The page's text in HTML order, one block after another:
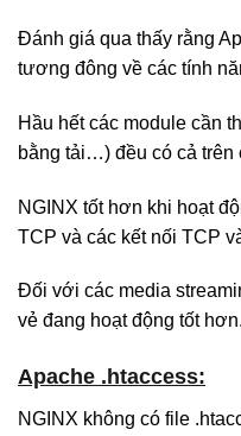
Đánh giá qua thấy rằng
tương đông về các tính
Hầu hết các module cần
bằng tải…) đều có cả trên
NGINX tốt hơn khi hoạt
TCP và các kết nối TCP
Đối với các media
vẻ đang hoạt động tốt hơn.
Apache .htaccess:
NGINX không có file